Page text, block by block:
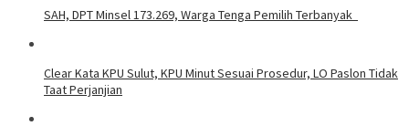
SAH, DPT Minsel 173.269, Warga Tenga Pemilih Terbanyak
Clear Kata KPU Sulut, KPU Minut Sesuai Prosedur, LO Paslon Tidak
Taat Perjanjian